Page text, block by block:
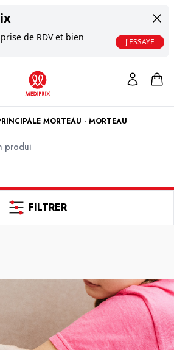
de RDV et bien
J'ESSAYE
MORTEAU - MORTEAU
FILTRER